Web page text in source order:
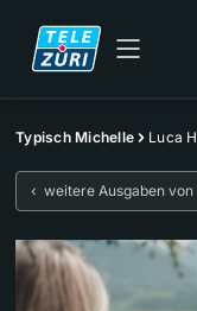
Typisch Michelle Luca
‹ weitere Ausgaben